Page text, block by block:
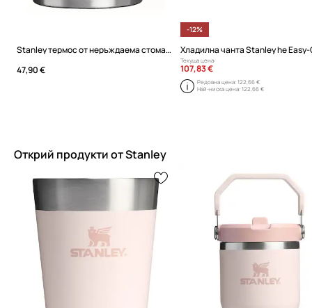
Stanley термос от неръждаема стомана Classic legendary 0,4l
47,90 €
-12%
Текуща цена:
107,83 €
Редовна цена: 122,66 €
Най-ниска цена: 122,66 €
Открий продукти от Stanley